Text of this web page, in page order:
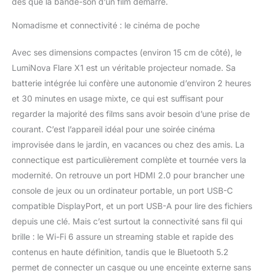
Nomadisme et connectivité : le cinéma de poche
Avec ses dimensions compactes (environ 15 cm de côté), le
LumiNova Flare X1 est un véritable projecteur nomade. Sa
batterie intégrée lui confère une autonomie d’environ 2 heures
et 30 minutes en usage mixte, ce qui est suffisant pour
regarder la majorité des films sans avoir besoin d’une prise de
courant. C’est l’appareil idéal pour une soirée cinéma
improvisée dans le jardin, en vacances ou chez des amis. La
connectique est particulièrement complète et tournée vers la
modernité. On retrouve un port HDMI 2.0 pour brancher une
console de jeux ou un ordinateur portable, un port USB-C
compatible DisplayPort, et un port USB-A pour lire des fichiers
depuis une clé. Mais c’est surtout la connectivité sans fil qui
brille : le Wi-Fi 6 assure un streaming stable et rapide des
contenus en haute définition, tandis que le Bluetooth 5.2
permet de connecter un casque ou une enceinte externe sans